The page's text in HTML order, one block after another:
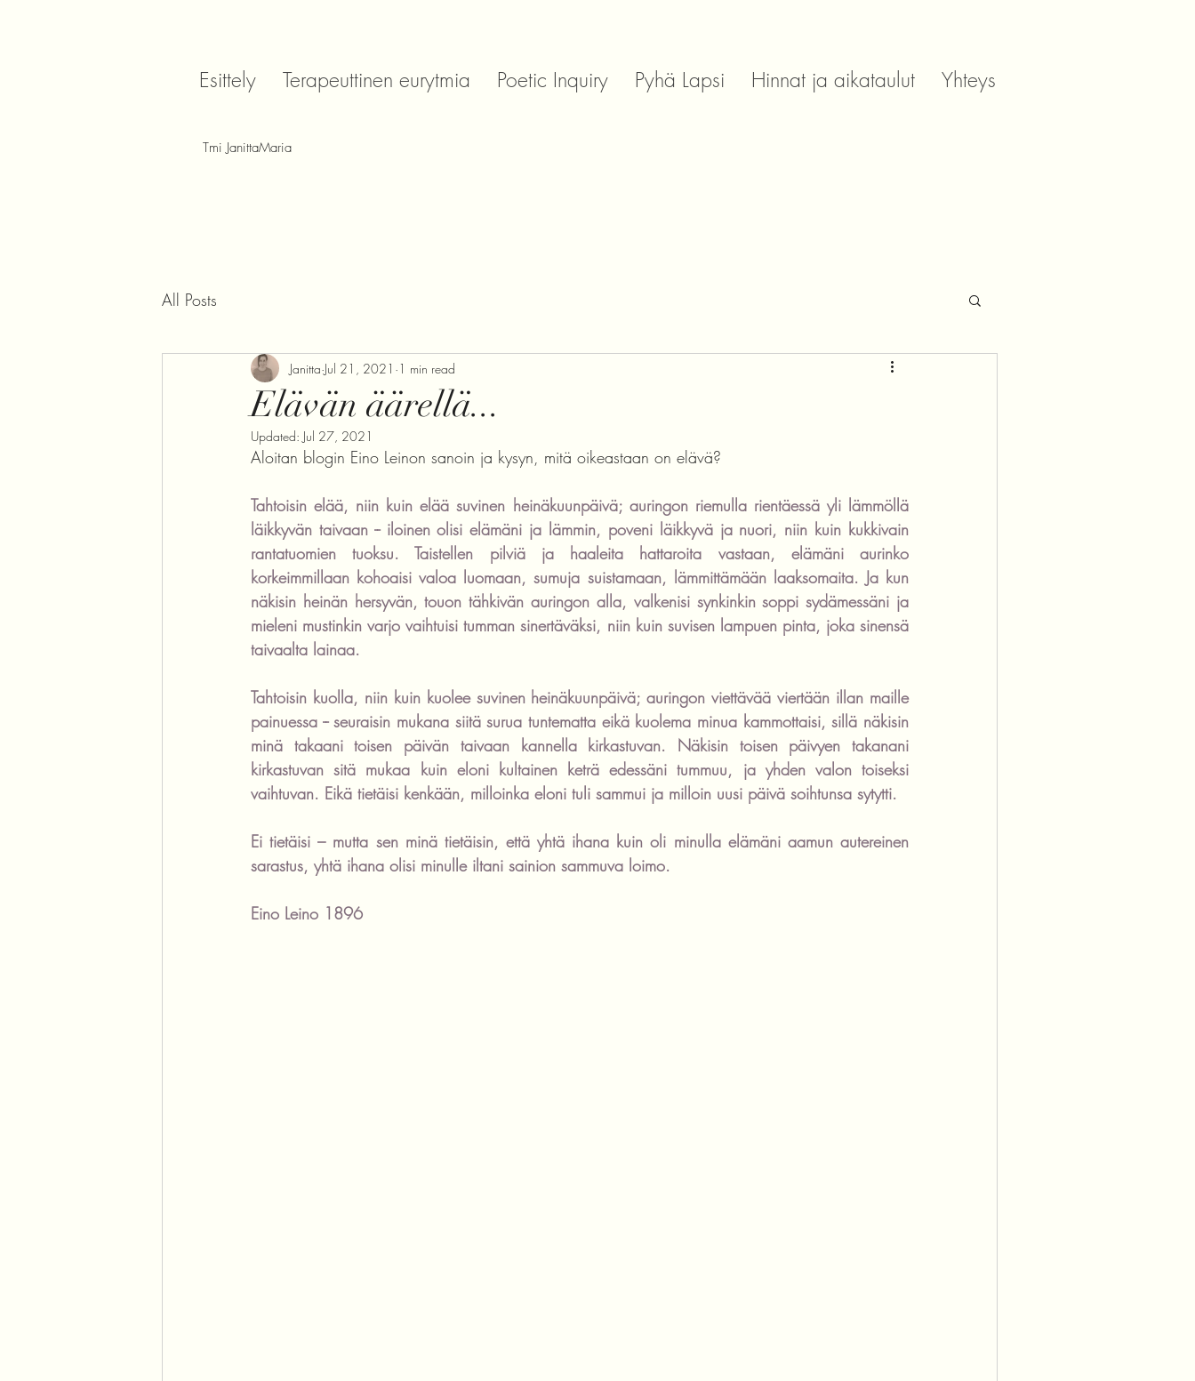
Esittely Terapeuttinen eurytmia Poetic Inquiry Pyhä Lapsi Hinnat ja aikataulut Yhteys
Tmi JanittaMaria
All Posts
Elävän äärellä...
Janitta Jul 21, 2021 1 min read
Updated: Jul 27, 2021
Aloitan blogin Eino Leinon sanoin ja kysyn, mitä oikeastaan on elävä?
Tahtoisin elää, niin kuin elää suvinen heinäkuunpäivä; auringon riemulla rientäessä yli lämmöllä
läikkyvän taivaan -- iloinen olisi elämäni ja lämmin, poveni läikkyvä ja nuori, niin kuin kukkivain
rantatuomien tuoksu. Taistellen pilviä ja haaleita hattaroita vastaan, elämäni aurinko
korkeimmillaan kohoaisi valoa luomaan, sumuja suistamaan, lämmittämään laaksomaita. Ja kun
näkisin heinän hersyvän, touon tähkivän auringon alla, valkenisi synkinkin soppi sydämessäni ja
mieleni mustinkin varjo vaihtuisi tumman sinertäväksi, niin kuin suvisen lampuen pinta, joka sinensä
taivaalta lainaa.
Tahtoisin kuolla, niin kuin kuolee suvinen heinäkuunpäivä; auringon viettävää viertään illan maille
painuessa -- seuraisin mukana siitä surua tuntematta eikä kuolema minua kammottaisi, sillä näkisin
minä takaani toisen päivän taivaan kannella kirkastuvan. Näkisin toisen päivyen takanani
kirkastuvan sitä mukaa kuin eloni kultainen keträ edessäni tummuu, ja yhden valon toiseksi
vaihtuvan. Eikä tietäisi kenkään, milloinka eloni tuli sammui ja milloin uusi päivä soihtunsa sytytti.
Ei tietäisi – mutta sen minä tietäisin, että yhtä ihana kuin oli minulla elämäni aamun autereinen
sarastus, yhtä ihana olisi minulle iltani sainion sammuva loimo.
Eino Leino 1896